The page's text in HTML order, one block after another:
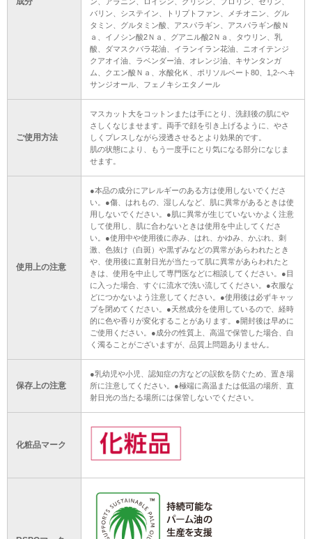
バリン、システイン、トリプトファン、メチオニン、グル
タミン、グルタミン酸、アスパラギン、アスパラギン酸Ｎ
ａ、イノシン酸2Ｎａ、グアニル酸2Ｎａ、タウリン、乳
酸、ダマスクバラ花油、イランイラン花油、ニオイテンジ
クアオイ油、ラベンダー油、オレンジ油、キサンタンガ
ム、クエン酸Ｎａ、水酸化Ｋ、ポリソルベート80、1,2-ヘキ
サンジオール、フェノキシエタノール
ご使用方法
マスカット大をコットンまたは手にとり、洗顔後の肌にや
さしくなじませます。両手で顔を引き上げるように、やさ
しくプレスしながら浸透させるとより効果的です。
肌の状態により、もう一度手にとり気になる部分になじま
せます。
使用上の注意
●本品の成分にアレルギーのある方は使用しないでくださ
い。●傷、はれもの、湿しんなど、肌に異常があるときは使
用しないでください。●肌に異常が生じていないかよく注意
して使用し、肌に合わないときは使用を中止してくださ
い。●使用中や使用後に赤み、はれ、かゆみ、かぶれ、刺
激、色抜け（白斑）や黒ずみなどの異常があらわれたとき
や、使用後に直射日光が当たって肌に異常があらわれたと
きは、使用を中止して専門医などに相談してください。●目
に入った場合、すぐに流水で洗い流してください。●衣服な
どにつかないよう注意してください。●使用後は必ずキャッ
プを閉めてください。●天然成分を使用しているので、経時
的に色や香りが変化することがあります。●開封後は早めに
ご使用ください。●成分の性質上、高温で保管した場合、白
く濁ることがございますが、品質上問題ありません。
保存上の注意
●乳幼児や小児、認知症の方などの誤飲を防ぐため、置き場
所に注意してください。●極端に高温または低温の場所、直
射日光の当たる場所には保管しないでください。
化粧品マーク